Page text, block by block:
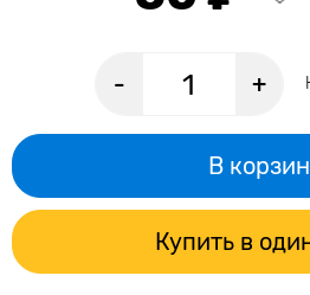
- +
В
Купить в